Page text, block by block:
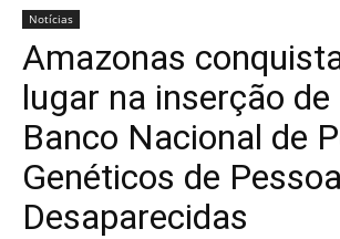
Notícias
Amazonas
lugar na inserção
Banco Nacional de
Genéticos de
Desaparecidas